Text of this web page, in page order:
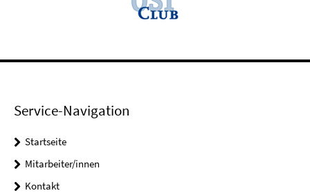
Service-Navigation
Startseite
Mitarbeiter/innen
Kontakt